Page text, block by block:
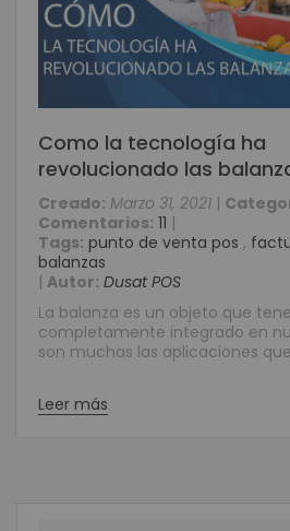
Como la tecnología ha
revolucionado las
Creado: Marzo 31, 2021 |
Comentarios: 11 |
Tags: punto de venta pos ,
balanzas
| Autor: Dusat POS
La balanza es un objeto que
completamente integrado en
son muchas las aplicaciones
Leer más